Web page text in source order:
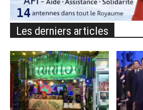
Les derniers articles